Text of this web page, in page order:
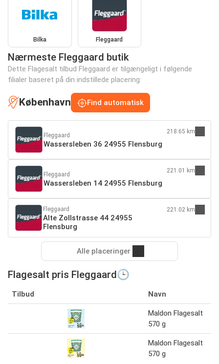
Bilka Fleggaard
Nærmeste Fleggaard butik
Dette Flagesalt tilbud Fleggaard er tilgængeligt i følgende
filialer baseret på din indstillede placering:
København Find automatisk
Fleggaard
Wassersleben 36 24955 Flensburg
218.65 km
Fleggaard
Wassersleben 14 24955 Flensburg
221.01 km
Fleggaard
Alte Zollstrasse 44 24955
Flensburg
221.02 km
Alle placeringer
Flagesalt pris Fleggaard🕒
Tilbud Navn
Maldon Flagesalt
570 g
Maldon Flagesalt
570 g